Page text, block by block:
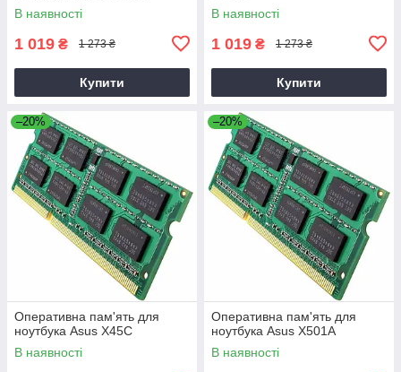
В наявності
1 019 ₴ 1 273 ₴
Купити
В наявності
1 019 ₴ 1 273 ₴
Купити
–20%
Оперативна пам'ять для
ноутбука Asus X45C
В наявності
–20%
Оперативна пам'ять для
ноутбука Asus X501A
В наявності